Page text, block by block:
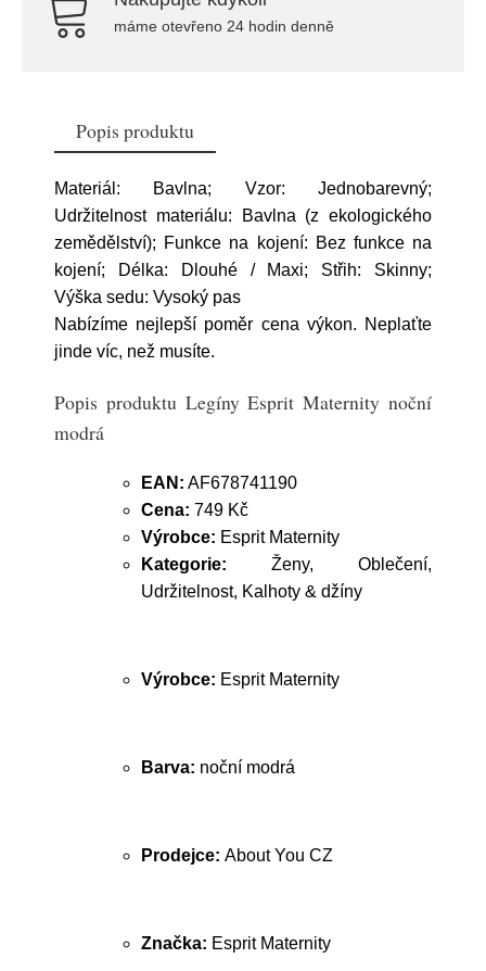
máme otevřeno 24 hodin denně
Popis produktu
Materiál: Bavlna; Vzor: Jednobarevný;
Udržitelnost materiálu: Bavlna (z ekologického
zemědělství); Funkce na kojení: Bez funkce na
kojení; Délka: Dlouhé / Maxi; Střih: Skinny;
Výška sedu: Vysoký pas
Nabízíme nejlepší poměr cena výkon. Neplaťte
jinde víc, než musíte.
Popis produktu Legíny Esprit Maternity noční
modrá
EAN: AF678741190
Cena: 749 Kč
Výrobce: Esprit Maternity
Kategorie: Ženy, Oblečení,
Udržitelnost, Kalhoty & džíny
Výrobce: Esprit Maternity
Barva: noční modrá
Prodejce: About You CZ
Značka: Esprit Maternity